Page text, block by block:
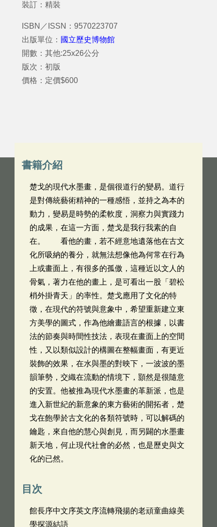
裝訂：精裝
ISBN／ISSN：9570223707
出版單位： 國立歷史博物館
開數：其他:25x26公分
版次：初版
價格：定價$600
書籍介紹
楚戈的現代水墨畫，是個很道行的變易。道行
是對傳統藝術精神的一種感悟，並持之為本的
動力，變易是時勢的柔軟度，洞察力與實踐力
的成果，在這一方面，楚戈是我行我素的自
在。 看他的畫，若不經意地遺落他在古文
化所吸納的養分，就無法想像他為何常在行為
上或畫面上，有很多的孤傲，這種近以文人的
骨氣，著力在他的畫上，是可看出一股「碧松
梢外掛青天」的率性。楚戈應用了文化的特
徵，在現代的符號與意象中，希望重新建立東
方美學的圖式，作為他繪畫語言的根據，以書
法的節奏與時間性技法，表現在畫面上的空間
性，又以類似設計的構圖在整幅畫面，有更近
裝飾的效果，在水與墨的對映下，一波波的墨
韻筆勢，交織在流動的情境下，顥然是很隨意
的安置。他被推為現代水墨畫的革新派，也是
進入新世紀的新意象的東方藝術的開拓者，楚
戈在飽學於古文化的各類符號時，可以解碼的
鑰匙，來自他的慧心與創見，而另闢的水墨畫
新天地，何止現代社會的必然，也是歷史與文
化的已然。
目次
館長序中文序英文序流轉飛揚的老頑童曲線美
學探源結語